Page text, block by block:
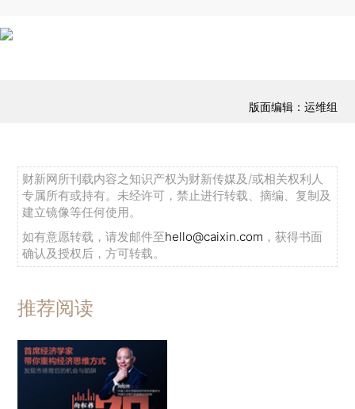
版面编辑：运维组
财新网所刊载内容之知识产权为财新传媒及/或相关权利人
专属所有或持有。未经许可，禁止进行转载、摘编、复制及
建立镜像等任何使用。
如有意愿转载，请发邮件至hello@caixin.com ，获得书面
确认及授权后，方可转载。
推荐阅读